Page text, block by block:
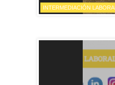
INTERMEDIACIÓN LABORAL